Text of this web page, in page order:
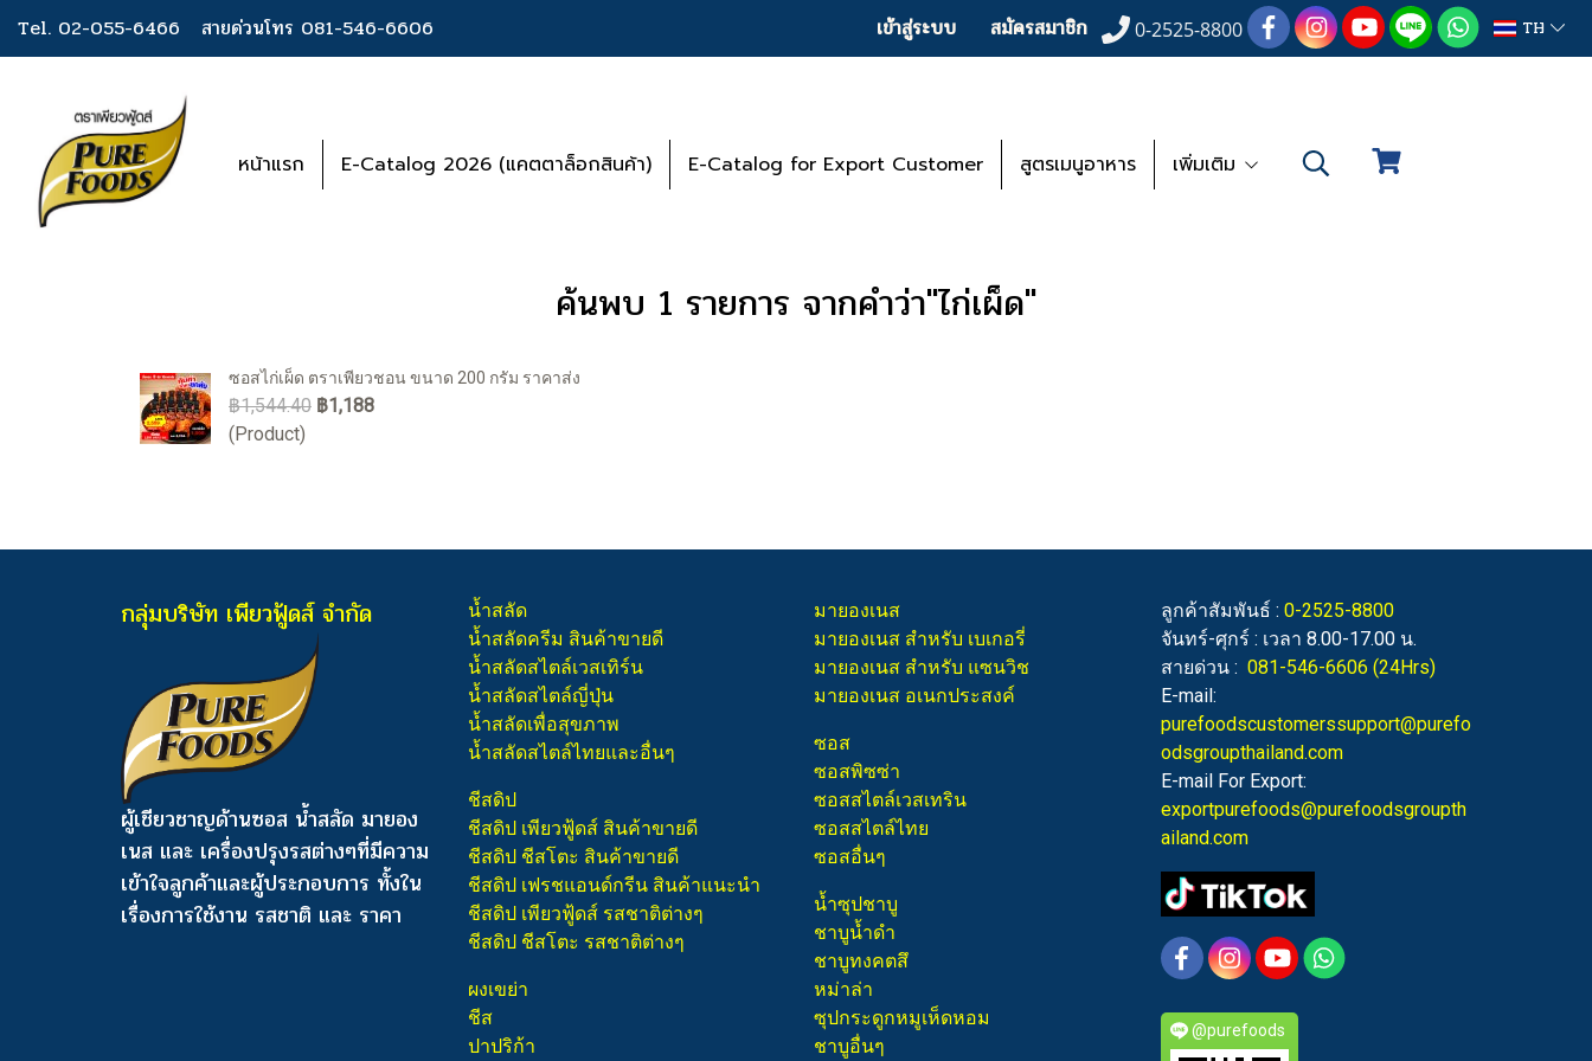
Tel. 02-055-6466 สายด่วนโทร 081-546-6606 เข้าสู่ระบบ สมัครสมาชิก 0-2525-8800 TH
หน้าแรก E-Catalog 2026 (แคตตาล็อกสินค้า) E-Catalog for Export Customer สูตรเมนูอาหาร เพิ่มเติม
ค้นพบ 1 รายการ จากคำว่า"ไก่เผ็ด"
ซอสไก่เผ็ด ตราเพียวชอน ขนาด 200 กรัม ราคาส่ง
฿1,544.40 ฿1,188
(Product)
กลุ่มบริษัท เพียวฟู้ดส์ จำกัด
ผู้เชียวชาญด้านซอส น้ำสลัด มายอง
เนส และ เครื่องปรุงรสต่างๆที่มีความ
เข้าใจลูกค้าและผู้ประกอบการ ทั้งใน
เรื่องการใช้งาน รสชาติ และ ราคา
น้ำสลัด
น้ำสลัดครีม สินค้าขายดี
น้ำสลัดสไตล์เวสเทิร์น
น้ำสลัดสไตล์ญี่ปุ่น
น้ำสลัดเพื่อสุขภาพ
น้ำสลัดสไตล์ไทยและอื่นๆ
ชีสดิป
ชีสดิป เพียวฟู้ดส์ สินค้าขายดี
ชีสดิป ชีสโตะ สินค้าขายดี
ชีสดิป เฟรชแอนด์กรีน สินค้าแนะนำ
ชีสดิป เพียวฟู้ดส์ รสชาติต่างๆ
ชีสดิป ชีสโตะ รสชาติต่างๆ
ผงเขย่า
ชีส
ปาปริก้า
มายองเนส
มายองเนส สำหรับ เบเกอรี่
มายองเนส สำหรับ แซนวิช
มายองเนส อเนกประสงค์
ซอส
ซอสพิซซ่า
ซอสสไตล์เวสเทริน
ซอสสไตล์ไทย
ซอสอื่นๆ
น้ำซุปชาบู
ชาบูน้ำดำ
ชาบูทงคตสึ
หม่าล่า
ซุปกระดูกหมูเห็ดหอม
ชาบูอื่นๆ
ลูกค้าสัมพันธ์ : 0-2525-8800
จันทร์-ศุกร์ : เวลา 8.00-17.00 น.
สายด่วน : 081-546-6606 (24Hrs)
E-mail:
purefoodscustomerssupport@purefo
odsgroupthailand.com
E-mail For Export:
exportpurefoods@purefoodsgroupth
ailand.com
@purefoods